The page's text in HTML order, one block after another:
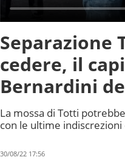
Separazione
cedere, il
Bernardini
La mossa di Totti
con le ultime
30/08/22 17:56